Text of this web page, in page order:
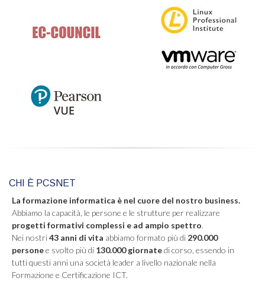
CHI È PCSNET
La formazione informatica è nel cuore del nostro business.
Abbiamo la capacità, le persone e le strutture per realizzare
progetti formativi complessi e ad ampio spettro.
Nei nostri43 anni di vita abbiamo formato più di 290.000
personee svolto più di 130.000 giornatedi corso, essendo in
tutti questi anni una società leader a livello nazionale nella
Formazione e Certificazione ICT.